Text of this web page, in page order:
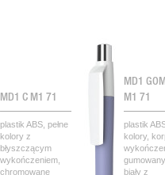
MD1 C M1 71
plastik ABS, pełne
kolory z
błyszczącym
wykończeniem,
chromowane
MD1
M1 71
plastik
kolory,
biały z